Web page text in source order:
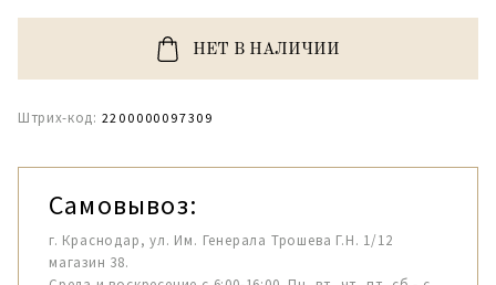
НЕТ В НАЛИЧИИ
Штрих-код: 2200000097309
Самовывоз:
г. Краснодар, ул. Им. Генерала Трошева Г.Н. 1/12
магазин 38.